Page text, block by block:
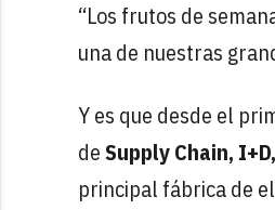
“Los frutos de
una de nuestras
Y es que desde el
deSupply Chain,
principal fábrica de